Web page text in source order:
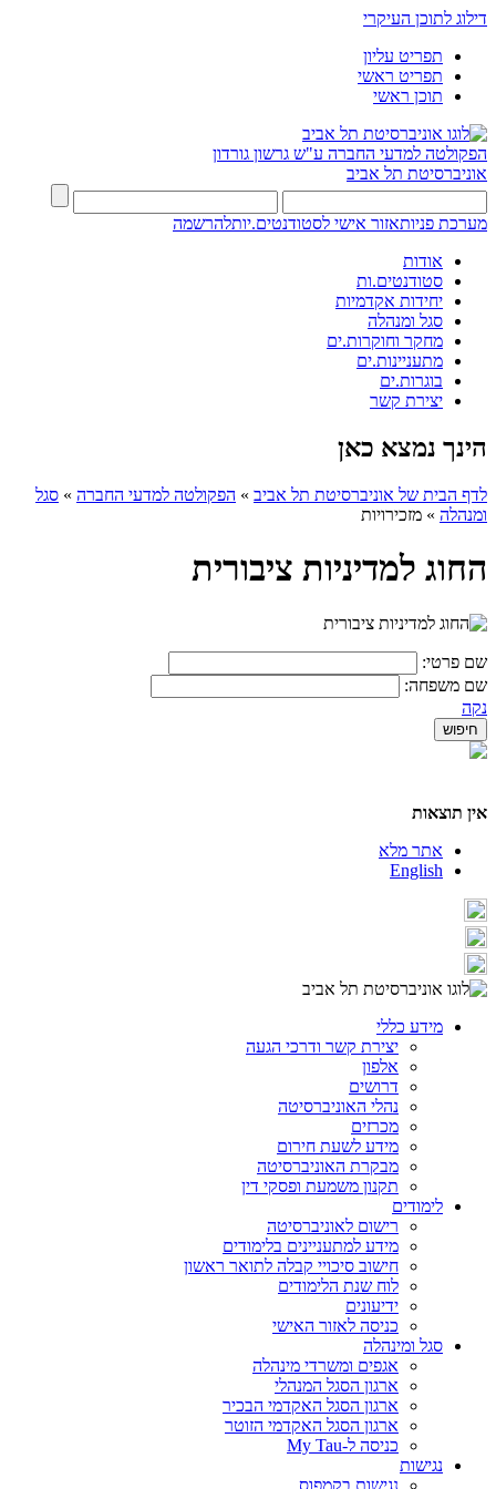
דילוג לתוכן העיקרי
תפריט עליון
תפריט ראשי
תוכן ראשי
הפקולטה למדעי החברה ע"ש גרשון גורדון
אוניברסיטת תל אביב
מערכת פניותאזור אישי לסטודנטים.יותלהרשמה
אודות
סטודנטים.ות
יחידות אקדמיות
סגל ומנהלה
מחקר וחוקרות.ים
מתעניינות.ים
בוגרות.ים
יצירת קשר
הינך נמצא כאן
לדף הבית של אוניברסיטת תל אביב » הפקולטה למדעי החברה » סגל
ומנהלה » מזכירויות
החוג למדיניות ציבורית
שם פרטי:
שם משפחה:
נקה
אין תוצאות
אתר מלא
English
מידע כללי
יצירת קשר ודרכי הגעה
אלפון
דרושים
נהלי האוניברסיטה
מכרזים
מידע לשעת חירום
מבקרת האוניברסיטה
תקנון משמעת ופסקי דין
לימודים
רישום לאוניברסיטה
מידע למתעניינים בלימודים
חישוב סיכויי קבלה לתואר ראשון
לוח שנת הלימודים
ידיעונים
כניסה לאזור האישי
סגל ומינהלה
אגפים ומשרדי מינהלה
ארגון הסגל המנהלי
ארגון הסגל האקדמי הבכיר
ארגון הסגל האקדמי הזוטר
כניסה ל-My Tau
נגישות
נגישות בקמפוס